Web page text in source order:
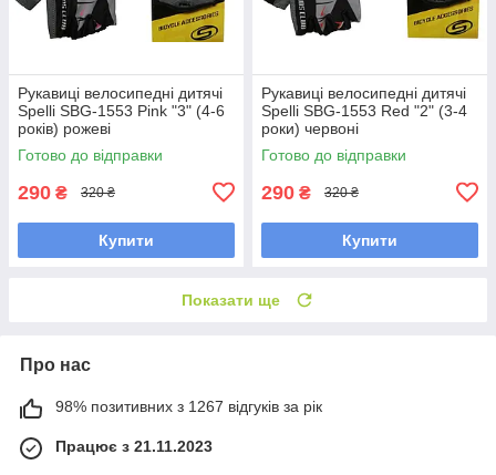
Рукавиці велосипедні дитячі
Spelli SBG-1553 Pink "3" (4-6
років) рожеві
Готово до відправки
290 ₴ 320 ₴
Купити
Рукавиці велосипедні дитячі
Spelli SBG-1553 Red "2" (3-4
роки) червоні
Готово до відправки
290 ₴ 320 ₴
Купити
Показати ще
Про нас
98% позитивних з 1267 відгуків за рік
Працює з 21.11.2023